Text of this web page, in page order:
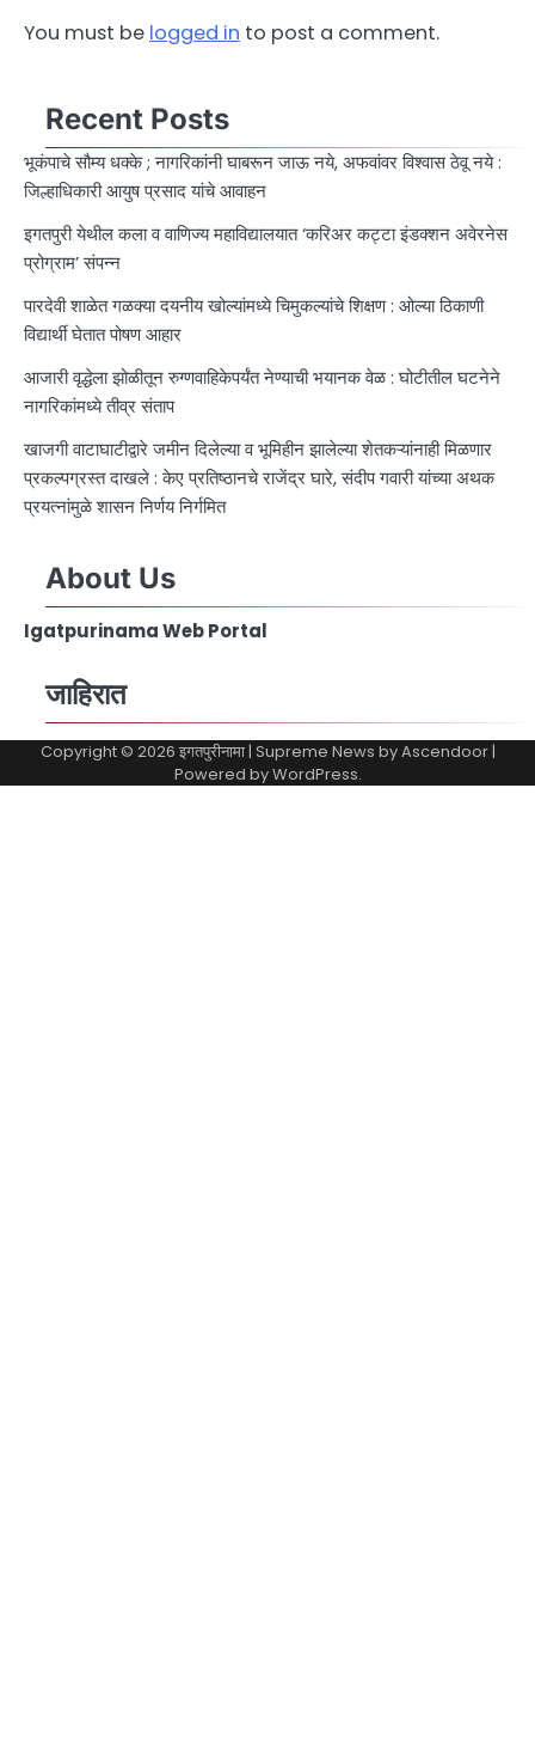
You must be logged in to post a comment.
Recent Posts
भूकंपाचे सौम्य धक्के ; नागरिकांनी घाबरून जाऊ नये, अफवांवर विश्वास ठेवू नये :
जिल्हाधिकारी आयुष प्रसाद यांचे आवाहन
इगतपुरी येथील कला व वाणिज्य महाविद्यालयात ‘करिअर कट्टा इंडक्शन अवेरनेस
प्रोग्राम’ संपन्न
पारदेवी शाळेत गळक्या दयनीय खोल्यांमध्ये चिमुकल्यांचे शिक्षण : ओल्या ठिकाणी
विद्यार्थी घेतात पोषण आहार
आजारी वृद्धेला झोळीतून रुग्णवाहिकेपर्यंत नेण्याची भयानक वेळ : घोटीतील घटनेने
नागरिकांमध्ये तीव्र संताप
खाजगी वाटाघाटीद्वारे जमीन दिलेल्या व भूमिहीन झालेल्या शेतकऱ्यांनाही मिळणार
प्रकल्पग्रस्त दाखले : केए प्रतिष्ठानचे राजेंद्र घारे, संदीप गवारी यांच्या अथक
प्रयत्नांमुळे शासन निर्णय निर्गमित
About Us
Igatpurinama Web Portal
जाहिरात
Copyright © 2026 इगतपुरीनामा| Supreme News byAscendoor|
Powered byWordPress.